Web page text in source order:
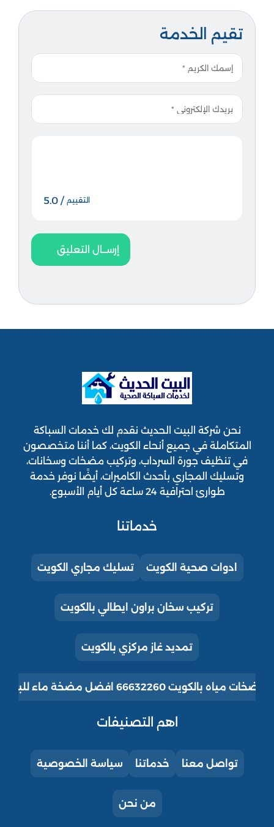
تقيم الخدمة
التقييم / 5.0
إرســال التعليق
نحن شركة البيت الحديث نقدم لك خدمات السباكة
المتكاملة في جميع أنحاء الكويت، كما أننا متخصصون
في تنظيف جورة السرداب، وتركيب مضخات وسخانات،
وتسليك المجاري بأحدث الكاميرات، أيضًا نوفر خدمة
طوارئ احترافية 24 ساعة كل أيام الأسبوع.
خدماتنا
ادوات صحية الكويت تسليك مجاري الكويت
تركيب سخان براون ايطالي بالكويت
تمديد غاز مركزي بالكويت
مياه بالكويت 66632260 افضل مضخة ماء للبيت للبيع
اهم التصنيفات
تواصل معنا خدماتنا سياسة الخصوصية
من نحن